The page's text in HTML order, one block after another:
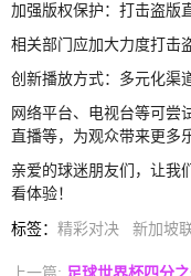
加强版权保护：打击盗版
相关部门应加大力度打击
创新播放方式：多元化渠
网络平台、电视台等可尝
直播等，为观众带来更多
亲爱的球迷朋友们，让我
看体验！
标签： 精彩对决 新加坡
上一篇: 足球世界杯四分